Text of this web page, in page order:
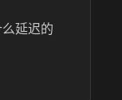
延迟的